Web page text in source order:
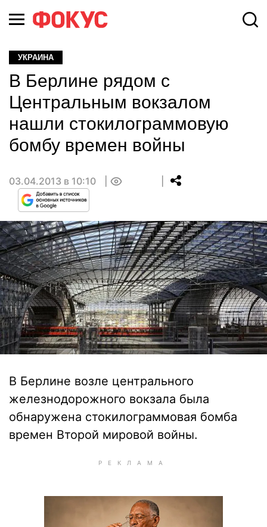
УКРАИНА
В Берлине рядом с
Центральным вокзалом
нашли стокилограммовую
бомбу времен войны
03.04.2013 в 10:10
В Берлине возле центрального
железнодорожного вокзала была
обнаружена стокилограммовая бомба
времен Второй мировой войны.